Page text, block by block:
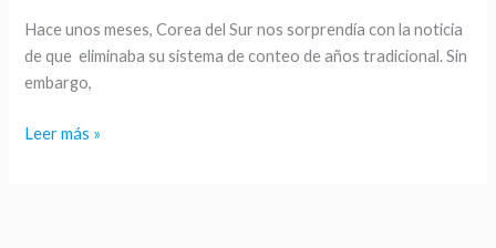
Hace unos meses, Corea del Sur nos sorprendía con la noticia
de que eliminaba su sistema de conteo de años tradicional. Sin
embargo,
de
las
fechas
japonés
Leer más »